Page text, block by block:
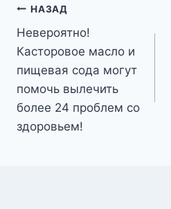
Навигация
по
записям
НАЗАД
Невероятно!
Касторовое масло и
пищевая сода могут
помочь вылечить
более 24 проблем со
здоровьем!